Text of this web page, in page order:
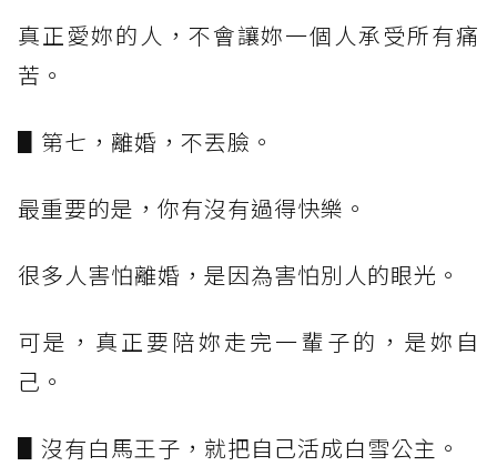
真正愛妳的人，不會讓妳一個人承受所有痛
苦。
▋第七，離婚，不丟臉。
最重要的是，你有沒有過得快樂。
很多人害怕離婚，是因為害怕別人的眼光。
可是，真正要陪妳走完一輩子的，是妳自
己。
▋沒有白馬王子，就把自己活成白雪公主。